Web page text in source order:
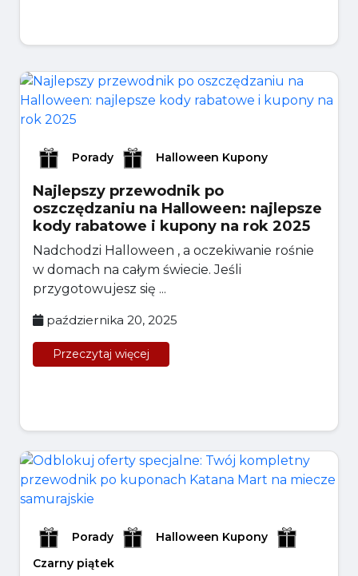
Porady Halloween Kupony
Najlepszy przewodnik po
oszczędzaniu na Halloween: najlepsze
kody rabatowe i kupony na rok 2025
Nadchodzi Halloween , a oczekiwanie rośnie
w domach na całym świecie. Jeśli
przygotowujesz się ...
października 20, 2025
Przeczytaj więcej
Porady
Halloween Kupony
Czarny piątek